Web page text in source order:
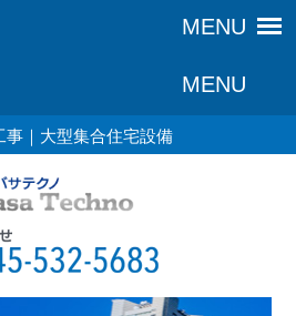
事｜大型集合住宅設備